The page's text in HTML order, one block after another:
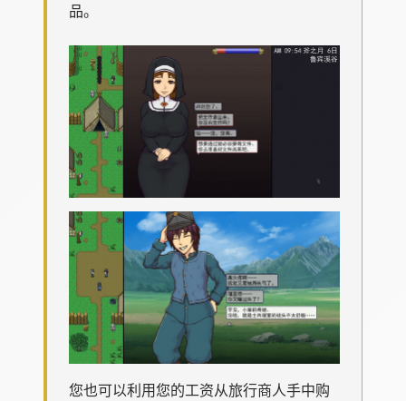
品。
您也可以利用您的工资从旅行商人手中购